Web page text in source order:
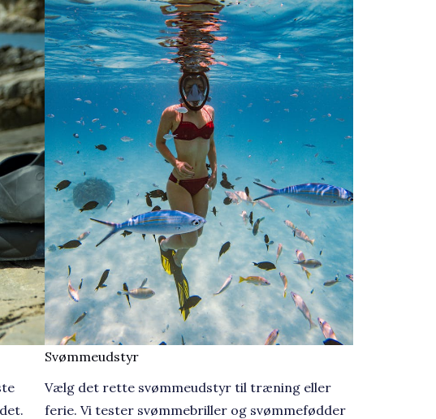
Svømmeudstyr​​
Vælg det rette svømmeudstyr til træning eller
ferie. Vi tester svømmebriller og svømmefødder